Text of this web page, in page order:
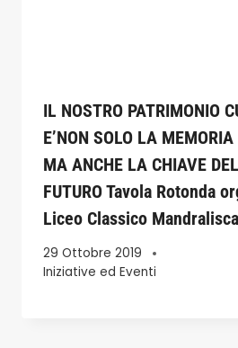
IL NOSTRO PATRIMONIO
E’NON SOLO LA
MA ANCHE LA CHIAVE
FUTURO Tavola Rotonda
Liceo Classico Mandralisca
29 Ottobre 2019
Iniziative ed Eventi